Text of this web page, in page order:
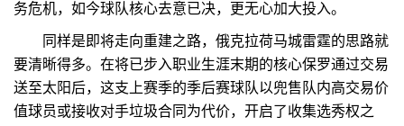
务危机，如今球队核心去意已决，更无心加大投入。
同样是即将走向重建之路，俄克拉荷马城雷霆的思路就
要清晰得多。在将已步入职业生涯末期的核心保罗通过交易
送至太阳后，这支上赛季的季后赛球队以兜售队内高交易价
值球员或接收对手垃圾合同为代价，开启了收集选秀权之